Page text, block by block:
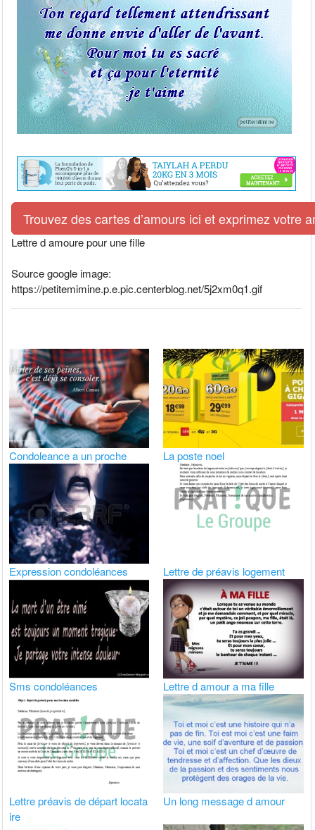
Trouvez des cartes d’amours ici et exprimez votre
Lettre d amoure pour une fille
Source google image:
https://petitemimine.p.e.pic.centerblog.net/5j2xm0q1.gif
Condoleance a un proche La poste noel
Expression condoléances Lettre de préavis logement
Sms condoléances Lettre d amour a ma fille
Lettre préavis de départ locata
ire
Un long message d amour